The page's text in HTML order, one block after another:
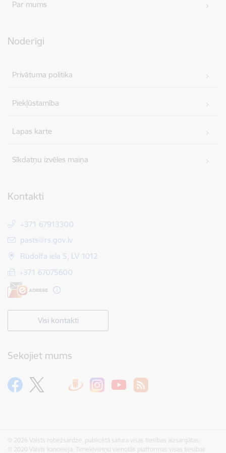
Par mums
Noderīgi
Privātuma politika
Piekļūstamība
Lapas karte
Sīkdatņu izvēles maiņa
Kontakti
+371 67913300
E-pasts:
pasts@rs.gov.lv
Rūdolfa iela 5, LV 1012
+371 67075600
Visi kontakti
Sekojiet mums
© 2026 Valsts robežsardze, publicētā satura visas tiesības aizsargātas.
© 2020 Valsts kanceleja, Tīmekļvietņu vienotās platformas visas tiesības